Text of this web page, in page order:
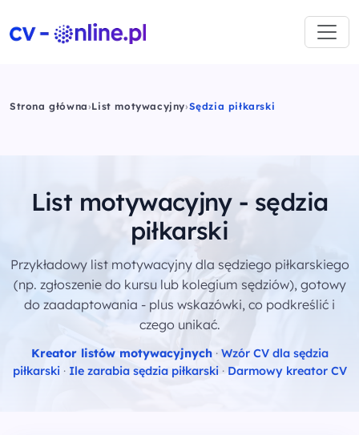
Strona główna›List motywacyjny›Sędzia piłkarski
List motywacyjny - sędzia
piłkarski
Przykładowy list motywacyjny dla sędziego piłkarskiego
(np. zgłoszenie do kursu lub kolegium sędziów), gotowy
do zaadaptowania - plus wskazówki, co podkreślić i
czego unikać.
Kreator listów motywacyjnych · Wzór CV dla sędzia
piłkarski · Ile zarabia sędzia piłkarski · Darmowy kreator CV